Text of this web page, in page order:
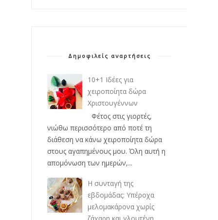
Δημοφιλείς αναρτήσεις
10+1 Ιδέες για
χειροποίητα δώρα
Χριστουγέννων
Φέτος στις γιορτές,
νιώθω περισσότερο από ποτέ τη
διάθεση να κάνω χειροποίητα δώρα
στους αγαπημένους μου. Όλη αυτή η
απομόνωση των ημερών,...
Η συνταγή της
εβδομάδας: Υπέροχα
μελομακάρονα χωρίς